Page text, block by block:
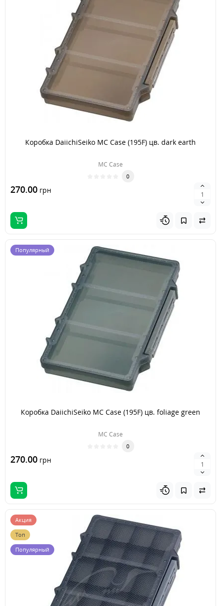
Коробка DaiichiSeiko MC Case (195F) цв. dark earth
MC Case
0
270.00 грн
Популярный
Коробка DaiichiSeiko MC Case (195F) цв. foliage green
MC Case
0
270.00 грн
Акция
Топ
Популярный